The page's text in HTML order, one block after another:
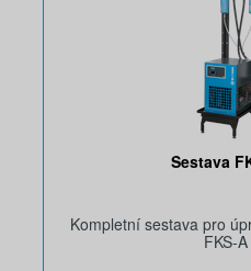
Sestava
Kompletní sestava pro
FKS-